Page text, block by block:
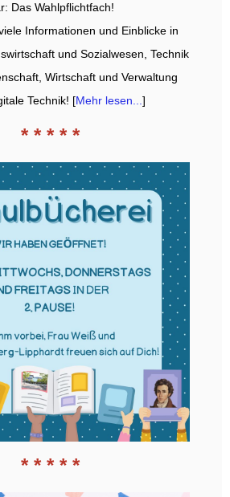
Das Wahlpflichtfach!
Informationen und Einblicke in
und Sozialwesen, Technik
Wirtschaft und Verwaltung
Technik! [Mehr lesen... ]
* * * * *
* * * * *